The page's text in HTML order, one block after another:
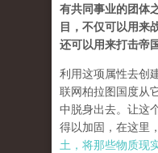
有共同事业的团体
目，不仅可以用来
还可以用来打击帝
利用这项属性去创
联网柏拉图国度从
中脱身出去。让这
得以加固，在这里，
土，将那些物质现